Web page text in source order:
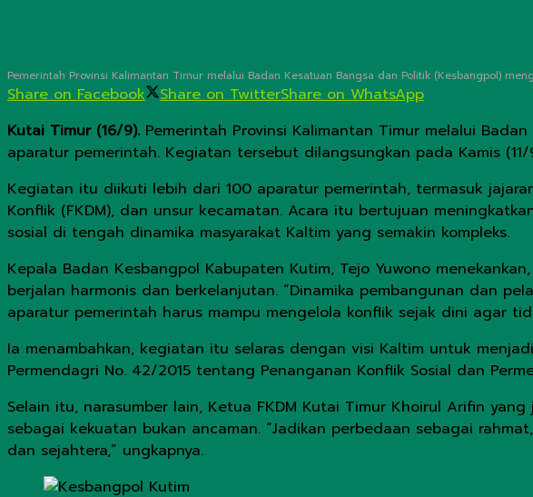
Pemerintah Provinsi Kalimantan Timur melalui Badan Kesatuan Bangsa dan Politik (Kesbangpol)
Share on Facebook Share on TwitterShare on WhatsApp
Kutai Timur (16/9). Pemerintah Provinsi Kalimantan Timur melalui
aparatur pemerintah. Kegiatan tersebut dilangsungkan pada Kamis
Kegiatan itu diikuti lebih dari 100 aparatur pemerintah, termasuk
Konflik (FKDM), dan unsur kecamatan. Acara itu bertujuan
sosial di tengah dinamika masyarakat Kaltim yang semakin kompleks.
Kepala Badan Kesbangpol Kabupaten Kutim, Tejo Yuwono
berjalan harmonis dan berkelanjutan. “Dinamika pembangunan dan
aparatur pemerintah harus mampu mengelola konflik sejak dini agar
Ia menambahkan, kegiatan itu selaras dengan visi Kaltim untuk
Permendagri No. 42/2015 tentang Penanganan Konflik Sosial dan
Selain itu, narasumber lain, Ketua FKDM Kutai Timur Khoirul Arifin
sebagai kekuatan bukan ancaman. “Jadikan perbedaan sebagai
dan sejahtera,” ungkapnya.